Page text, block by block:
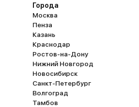
Города
Москва
Пенза
Казань
Краснодар
Ростов-на-Дону
Нижний Новгород
Новосибирск
Санкт-Петербург
Волгоград
Тамбов